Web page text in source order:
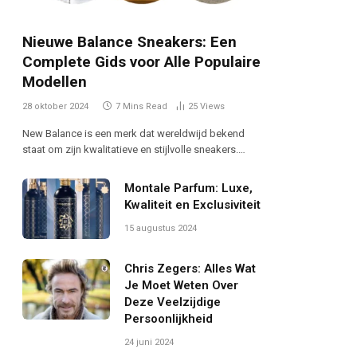
Nieuwe Balance Sneakers: Een
Complete Gids voor Alle Populaire
Modellen
28 oktober 2024 7 Mins Read 25 Views
New Balance is een merk dat wereldwijd bekend
staat om zijn kwalitatieve en stijlvolle sneakers.…
Montale Parfum: Luxe,
Kwaliteit en Exclusiviteit
15 augustus 2024
Chris Zegers: Alles Wat
Je Moet Weten Over
Deze Veelzijdige
Persoonlijkheid
24 juni 2024